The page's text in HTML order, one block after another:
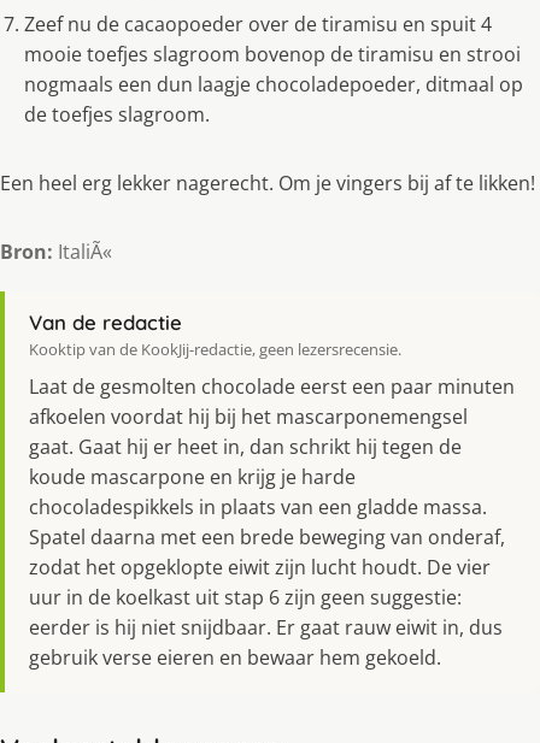
Zeef nu de cacaopoeder over de tiramisu en spuit 4
mooie toefjes slagroom bovenop de tiramisu en strooi
nogmaals een dun laagje chocoladepoeder, ditmaal op
de toefjes slagroom.
Een heel erg lekker nagerecht. Om je vingers bij af te likken!
Bron: ItaliÃ«
Van de redactie
Kooktip van de KookJij-redactie, geen lezersrecensie.
Laat de gesmolten chocolade eerst een paar minuten
afkoelen voordat hij bij het mascarponemengsel
gaat. Gaat hij er heet in, dan schrikt hij tegen de
koude mascarpone en krijg je harde
chocoladespikkels in plaats van een gladde massa.
Spatel daarna met een brede beweging van onderaf,
zodat het opgeklopte eiwit zijn lucht houdt. De vier
uur in de koelkast uit stap 6 zijn geen suggestie:
eerder is hij niet snijdbaar. Er gaat rauw eiwit in, dus
gebruik verse eieren en bewaar hem gekoeld.